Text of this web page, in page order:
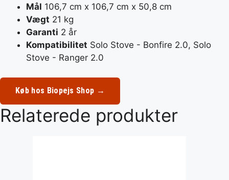
Mål 106,7 cm x 106,7 cm x 50,8 cm
Vægt 21 kg
Garanti 2 år
Kompatibilitet Solo Stove - Bonfire 2.0, Solo
Stove - Ranger 2.0
Køb hos Biopejs Shop →
Relaterede produkter